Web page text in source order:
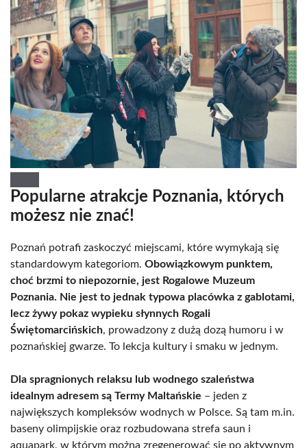
Popularne atrakcje Poznania, których
możesz nie znać!
Poznań potrafi zaskoczyć miejscami, które wymykają się
standardowym kategoriom. Obowiązkowym punktem,
choć brzmi to niepozornie, jest Rogalowe Muzeum
Poznania. Nie jest to jednak typowa placówka z gablotami,
lecz żywy pokaz wypieku słynnych Rogali
Świętomarcińskich, prowadzony z dużą dozą humoru i w
poznańskiej gwarze. To lekcja kultury i smaku w jednym.
Dla spragnionych relaksu lub wodnego szaleństwa
idealnym adresem są Termy Maltańskie – jeden z
największych kompleksów wodnych w Polsce. Są tam m.in.
baseny olimpijskie oraz rozbudowana strefa saun i
aquapark, w którym można zregenerować się po aktywnym